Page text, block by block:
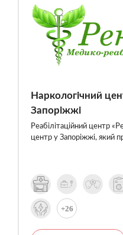
Наркологічний
Запоріжжі
Реабілітаційний центр
центр у Запоріжжі, який
+26